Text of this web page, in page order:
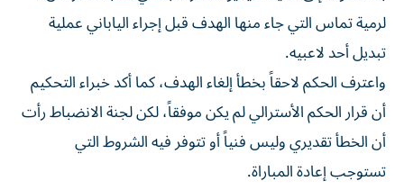
لرمية تماس التي جاء منها الهدف قبل إجراء الياباني عملية
تبديل أحد لاعبيه.
واعترف الحكم لاحقاً بخطأ إلغاء الهدف، كما أكد خبراء التحكيم
أن قرار الحكم الأسترالي لم يكن موفقاً، لكن لجنة الانضباط رأت
أن الخطأ تقديري وليس فنياً أو تتوفر فيه الشروط التي
تستوجب إعادة المباراة.